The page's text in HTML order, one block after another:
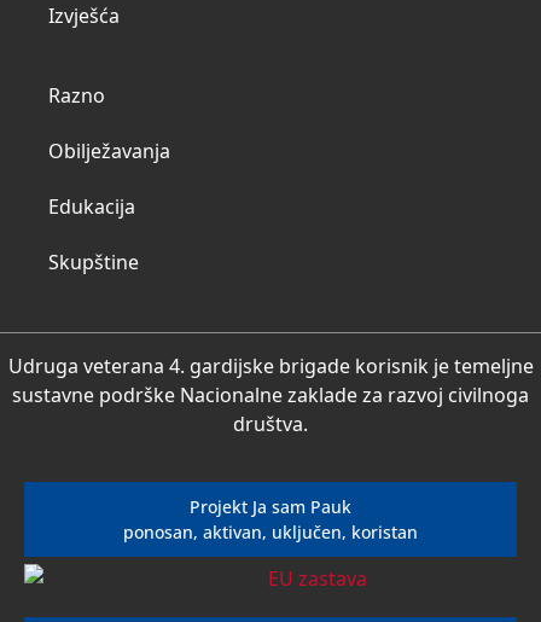
Izvješća
Razno
Obilježavanja
Edukacija
Skupštine
Udruga veterana 4. gardijske brigade korisnik je temeljne
sustavne podrške Nacionalne zaklade za razvoj civilnoga
društva.
Projekt Ja sam Pauk
ponosan, aktivan, uključen, koristan